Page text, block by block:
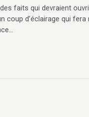
faits qui devraient
coup d’éclairage qui fera